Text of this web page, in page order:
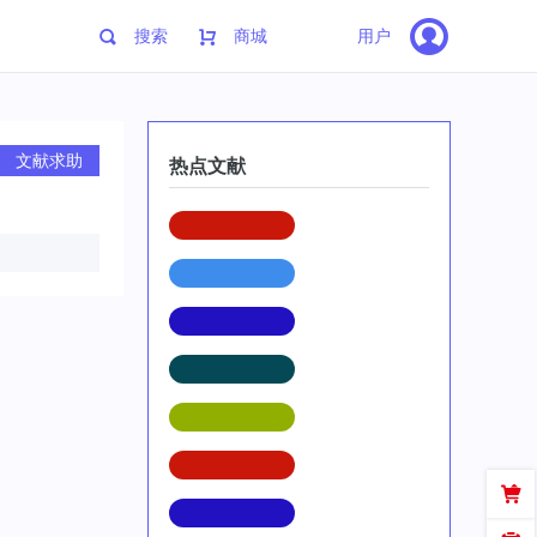
搜索 商城 用户
文献求助 热点文献